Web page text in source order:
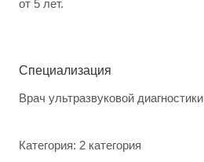
от 5 лет.
Специализация
Врач ультразвуковой диагностики
Категория: 2 категория